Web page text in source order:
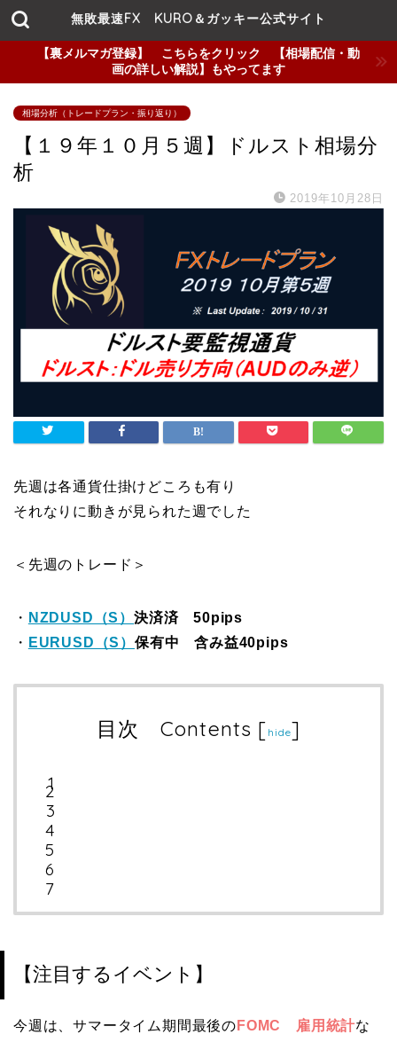
無敗最速FX KURO＆ガッキー公式サイト
【裏メルマガ登録】 こちらをクリック 【相場配信・動
画の詳しい解説】もやってます
相場分析（トレードプラン・振り返り）
【１９年１０月５週】ドルスト相場分
析
2019年10月28日
先週は各通貨仕掛けどころも有り
それなりに動きが見られた週でした
＜先週のトレード＞
・ NZDUSD（S）決済済 50pips
・ EURUSD（S）保有中 含み益40pips
目次 Contents [ hide]
【注目するイベント】
今週は、サマータイム期間最後の FOMC 雇用統計な